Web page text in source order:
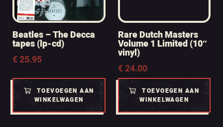
Beatles – The Decca
tapes (lp-cd)
€25.95
TOEVOEGEN AAN
WINKELWAGEN
Rare Dutch Masters
Volume 1 Limited (10″
vinyl)
€24.00
TOEVOEGEN AAN
WINKELWAGEN